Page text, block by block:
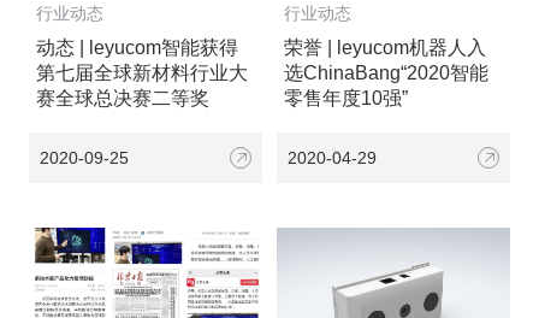
行业动态
动态 | leyucom智能获得
第七届全球新材料行业大
赛全球总决赛二等奖
2020-09-25
行业动态
荣誉 | leyucom机器人入
选ChinaBang“2020智能
零售年度10强”
2020-04-29